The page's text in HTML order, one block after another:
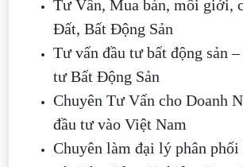
Tư Vấn, Mua bán, môi giới,
Đất, Bất Động Sản
Tư vấn đầu tư bất động sản
tư Bất Động Sản
Chuyên Tư Vấn cho Doanh
đầu tư vào Việt Nam
Chuyên làm đại lý phân phối